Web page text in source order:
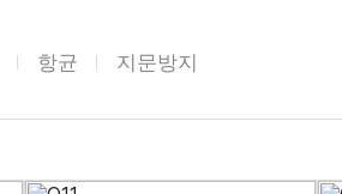
항균 지문방지